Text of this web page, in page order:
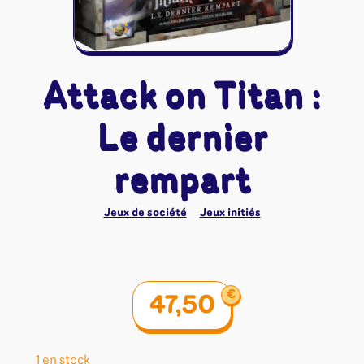
Naruto Mythos
Tapis de jeu
Attack on Titan :
Le dernier
rempart
Jeux de société Jeux initiés
47,50 €
1 en stock